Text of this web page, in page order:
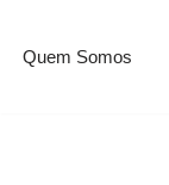
Pular
Quem Somos